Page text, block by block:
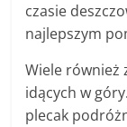
czasie
najlepszym
Wiele również
idących w
plecak